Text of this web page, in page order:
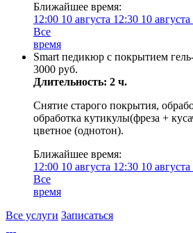
Ближайшее время:
12:00 10 августа 12:30 10 августа
Все
время
Smart педикюр с покрытием
3000 руб.
Длительность: 2 ч.
Снятие старого покрытия,
обработка кутикулы(фреза +
цветное (однотон).
Ближайшее время:
12:00 10 августа 12:30 10 августа
Все
время
Все услуги Записаться